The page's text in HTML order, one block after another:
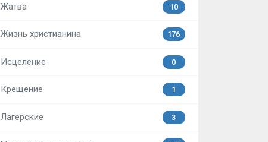
Жатва 10
Жизнь христианина 176
Исцеление 0
Крещение 1
Лагерские 3